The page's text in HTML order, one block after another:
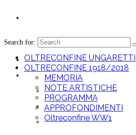
Search for:
OLTRECONFINE UNGARETTI
OLTRECONFINE 1918/2018
MEMORIA
NOTE ARTISTICHE
PROGRAMMA
OLTRECONFINE UNGARETTI
OLTRECONFINE 1918/2018
MEMORIA
NOTE ARTISTICHE
PROGRAMMA
APPROFONDIMENTI
Oltreconfine WW1